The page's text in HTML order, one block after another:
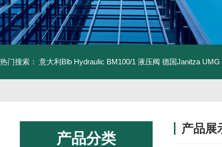
热门搜索： 意大利Blb Hydraulic BM100/1 液压阀 德国Janitza UMG
产品分类
产品展